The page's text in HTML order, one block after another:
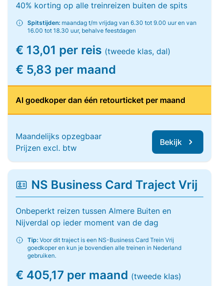
40% korting op alle treinreizen buiten de spits
Spitstijden: maandag t/m vrijdag van 6.30 tot 9.00 uur en van
16.00 tot 18.30 uur, behalve feestdagen
€ 13,01 per reis (tweede klas, dal)
€ 5,83 per maand
Al goedkoper dan één retourticket per maand
Maandelijks opzegbaar
Prijzen excl. btw
Bekijk
NS Business Card Traject Vrij
Onbeperkt reizen tussen Almere Buiten en
Nijverdal op ieder moment van de dag
Tip: Voor dit traject is een NS-Business Card Trein Vrij
goedkoper en kun je bovendien alle treinen in Nederland
gebruiken.
€ 405,17 per maand (tweede klas)